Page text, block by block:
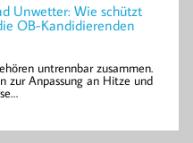
Unwetter: Wie schützt
OB-Kandidierenden
untrennbar zusammen.
zur Anpassung an Hitze und